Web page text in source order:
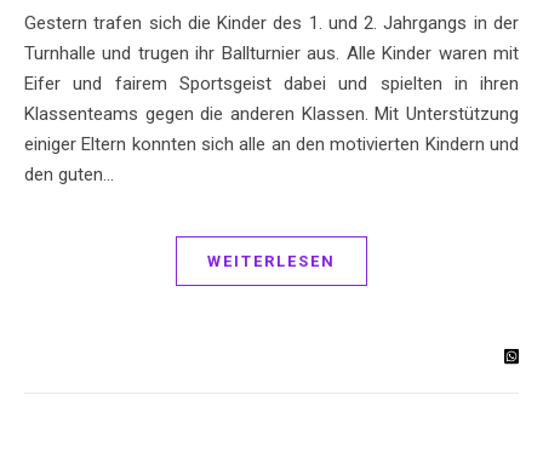
Gestern trafen sich die Kinder des 1. und 2. Jahrgangs in der
Turnhalle und trugen ihr Ballturnier aus. Alle Kinder waren mit
Eifer und fairem Sportsgeist dabei und spielten in ihren
Klassenteams gegen die anderen Klassen. Mit Unterstützung
einiger Eltern konnten sich alle an den motivierten Kindern und
den guten…
WEITERLESEN